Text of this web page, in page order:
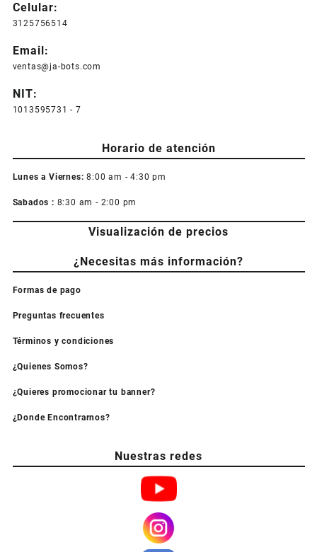
Celular:
3125756514
Email:
ventas@ja-bots.com
NIT:
1013595731 - 7
Horario de atención
Lunes a Viernes: 8:00 am - 4:30 pm
Sabados : 8:30 am - 2:00 pm
Visualización de precios
¿Necesitas más información?
Formas de pago
Preguntas frecuentes
Términos y condiciones
¿Quienes Somos?
¿Quieres promocionar tu banner?
¿Donde Encontrarnos?
Nuestras redes